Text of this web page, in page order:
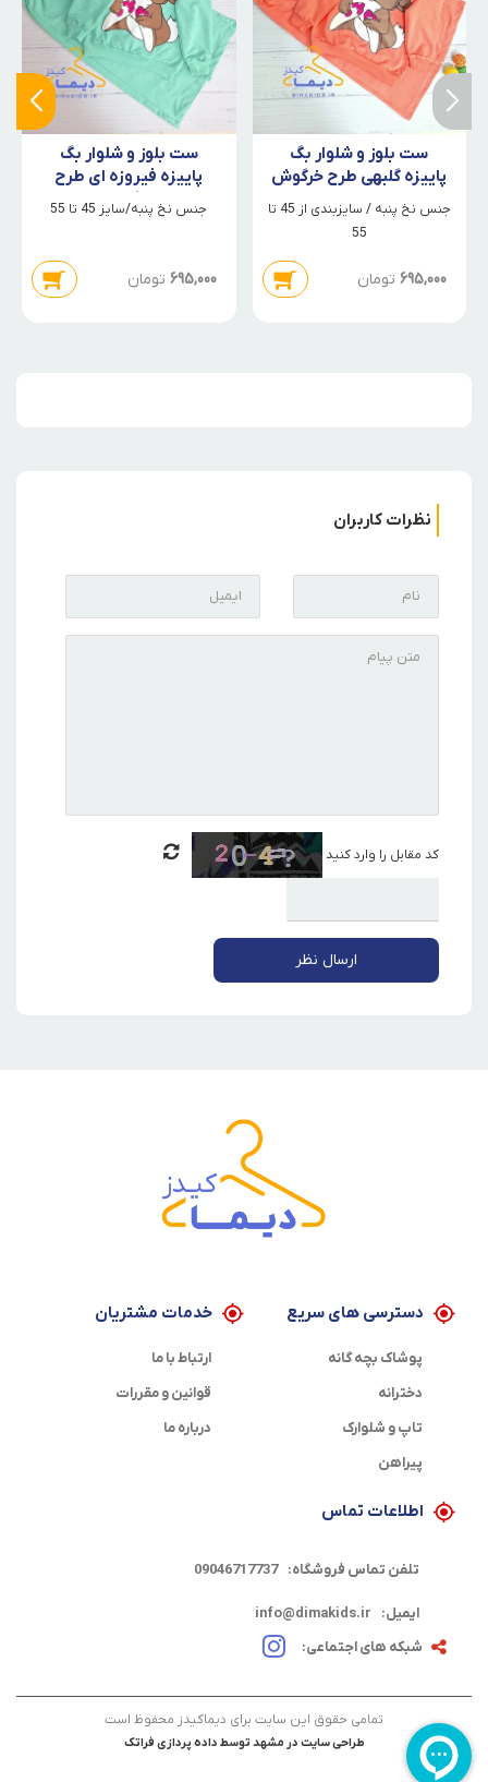
ست بلوز و شلوار بگ
پاییزه گلبهی طرح خرگوش
جنس نخ پنبه / سایزبندی از 45 تا
55
695,000 تومان
ست بلوز و شلوار بگ
پاییزه فیروزه ای طرح
خرگوش
جنس نخ پنبه/سایز 45 تا 55
695,000 تومان
نظرات کاربران
کد مقابل را وارد کنید
ارسال نظر
دسترسی های سریع
پوشاک بچه گانه
دخترانه
تاپ و شلوارک
پیراهن
خدمات مشتریان
ارتباط با ما
قوانین و مقررات
درباره ما
اطلاعات تماس
تلفن تماس فروشگاه: 09046717737
ایمیل:
info@dimakids.ir
شبکه های اجتماعی:
تمامی حقوق این سایت برای دیماکیدز محفوظ است
طراحی سایت در مشهد توسط داده پردازی فراتک